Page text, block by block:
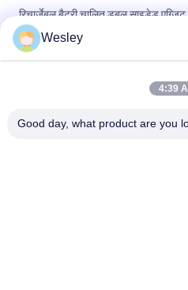
रिचार्जेबल बैटरी चालित डबल साइडेड
110V / 220V डबल साइडेड एग्जिट साइन
का रखरखाव
रिचार्जेबल लिथियम आयन बैटरी एलईडी
Wesley
4:39
Good day, what product are you